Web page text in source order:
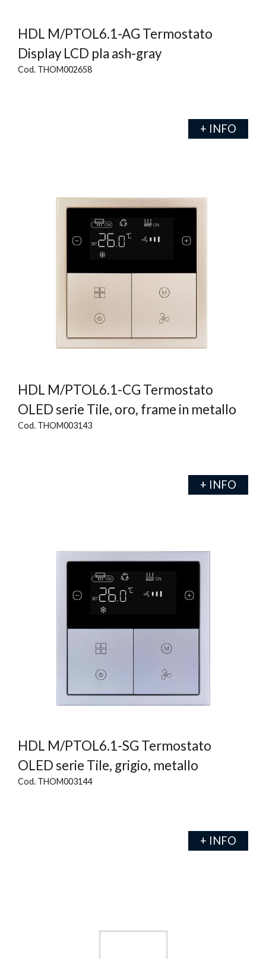
HDL M/PTOL6.1-AG Termostato
Display LCD pla ash-gray
Cod. THOM002658
+ INFO
HDL M/PTOL6.1-CG Termostato
OLED serie Tile, oro, frame in metallo
Cod. THOM003143
+ INFO
HDL M/PTOL6.1-SG Termostato
OLED serie Tile, grigio, metallo
Cod. THOM003144
+ INFO